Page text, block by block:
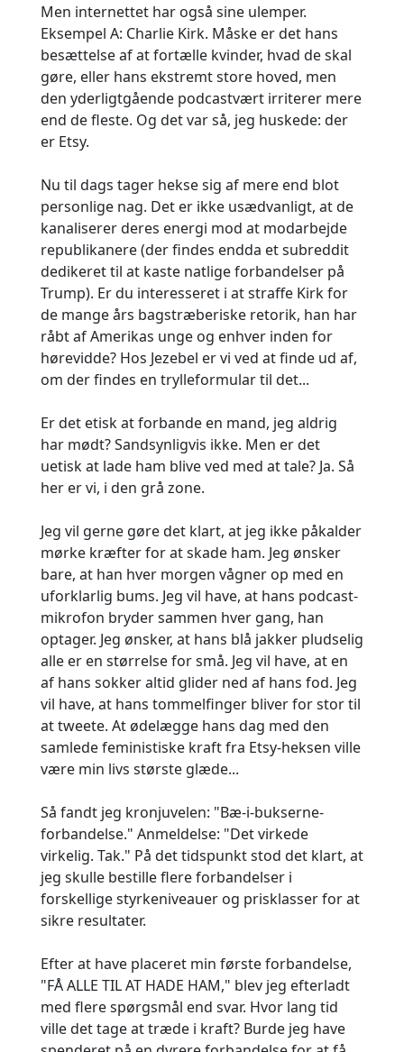
Men internettet har også sine ulemper.
Eksempel A: Charlie Kirk. Måske er det hans
besættelse af at fortælle kvinder, hvad de skal
gøre, eller hans ekstremt store hoved, men
den yderligtgående podcastvært irriterer mere
end de fleste. Og det var så, jeg huskede: der
er Etsy.
Nu til dags tager hekse sig af mere end blot
personlige nag. Det er ikke usædvanligt, at de
kanaliserer deres energi mod at modarbejde
republikanere (der findes endda et subreddit
dedikeret til at kaste natlige forbandelser på
Trump). Er du interesseret i at straffe Kirk for
de mange års bagstræberiske retorik, han har
råbt af Amerikas unge og enhver inden for
hørevidde? Hos Jezebel er vi ved at finde ud af,
om der findes en trylleformular til det...
Er det etisk at forbande en mand, jeg aldrig
har mødt? Sandsynligvis ikke. Men er det
uetisk at lade ham blive ved med at tale? Ja. Så
her er vi, i den grå zone.
Jeg vil gerne gøre det klart, at jeg ikke påkalder
mørke kræfter for at skade ham. Jeg ønsker
bare, at han hver morgen vågner op med en
uforklarlig bums. Jeg vil have, at hans podcast-
mikrofon bryder sammen hver gang, han
optager. Jeg ønsker, at hans blå jakker pludselig
alle er en størrelse for små. Jeg vil have, at en
af hans sokker altid glider ned af hans fod. Jeg
vil have, at hans tommelfinger bliver for stor til
at tweete. At ødelægge hans dag med den
samlede feministiske kraft fra Etsy-heksen ville
være min livs største glæde...
Så fandt jeg kronjuvelen: "Bæ-i-bukserne-
forbandelse." Anmeldelse: "Det virkede
virkelig. Tak." På det tidspunkt stod det klart, at
jeg skulle bestille flere forbandelser i
forskellige styrkeniveauer og prisklasser for at
sikre resultater.
Efter at have placeret min første forbandelse,
"FÅ ALLE TIL AT HADE HAM," blev jeg efterladt
med flere spørgsmål end svar. Hvor lang tid
ville det tage at træde i kraft? Burde jeg have